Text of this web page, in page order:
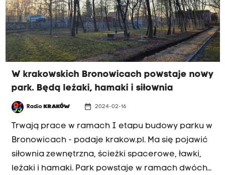
W krakowskich Bronowicach powstaje nowy
park. Będą leżaki, hamaki i siłownia
Radio KRAKÓW date_range 2024-02-16
Trwają prace w ramach I etapu budowy parku w
Bronowicach - podaje krakow.pl. Ma się pojawić
siłownia zewnętrzna, ścieżki spacerowe, ławki,
leżaki i hamaki. Park powstaje w ramach dwóch